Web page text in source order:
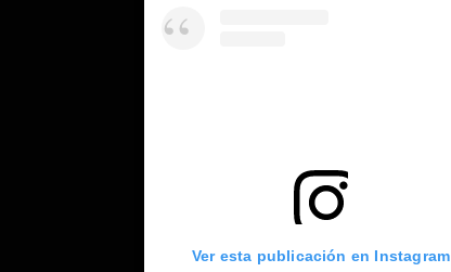
Ver esta publicación en Instagram